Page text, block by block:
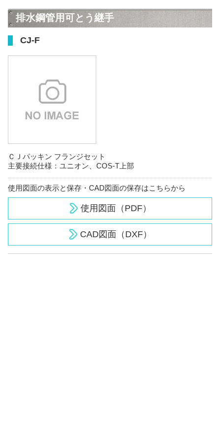
排水鋼管用可とう継手
CJ-F
ＣＪパッキン フランジセット
主要接続仕様：ユニオン、COS-T上部
使用図面の表示と保存・CAD図面の保存はこちらから
使用図面（PDF）
CAD図面（DXF）